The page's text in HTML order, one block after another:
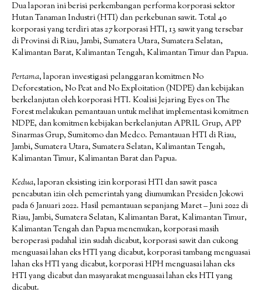
Dua laporan ini berisi perkembangan performa korporasi sektor
Hutan Tanaman Industri (HTI) dan perkebunan sawit. Total 40
korporasi yang terdiri atas 27 korporasi HTI, 13 sawit yang tersebar
di Provinsi di Riau, Jambi, Sumatera Utara, Sumatera Selatan,
Kalimantan Barat, Kalimantan Tengah, Kalimantan Timur dan Papua.
Pertama, laporan investigasi pelanggaran komitmen No
Deforestation, No Peat and No Exploitation (NDPE) dan kebijakan
berkelanjutan oleh korporasi HTI. Koalisi Jejaring Eyes on The
Forest melakukan pemantauan untuk melihat implementasi komitmen
NDPE, dan komitmen kebijakan berkelanjutan APRIL Grup, APP
Sinarmas Grup, Sumitomo dan Medco. Pemantauan HTI di Riau,
Jambi, Sumatera Utara, Sumatera Selatan, Kalimantan Tengah,
Kalimantan Timur, Kalimantan Barat dan Papua.
Kedua, laporan eksisting izin korporasi HTI dan sawit pasca
pencabutan izin oleh pemerintah yang diumumkan Presiden Jokowi
pada 6 Januari 2022. Hasil pemantauan sepanjang Maret – Juni 2022 di
Riau, Jambi, Sumatera Selatan, Kalimantan Barat, Kalimantan Timur,
Kalimantan Tengah dan Papua menemukan, korporasi masih
beroperasi padahal izin sudah dicabut, korporasi sawit dan cukong
menguasai lahan eks HTI yang dicabut, korporasi tambang menguasai
lahan eks HTI yang dicabut, korporasi HPH menguasai lahan eks
HTI yang dicabut dan masyarakat menguasai lahan eks HTI yang
dicabut.